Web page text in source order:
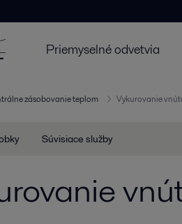
Priemyselné odvetvia
zásobovanie teplom Vykurovanie
Súvisiace služby